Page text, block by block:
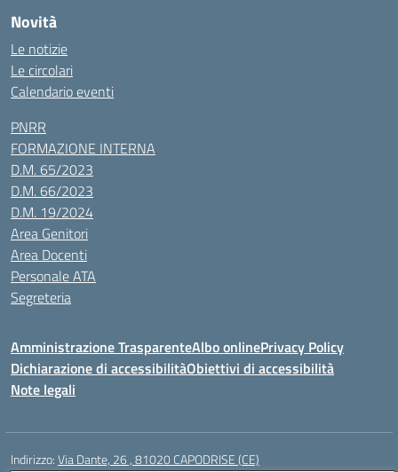
Novità
Le notizie
Le circolari
Calendario eventi
PNRR
FORMAZIONE INTERNA
D.M. 65/2023
D.M. 66/2023
D.M. 19/2024
Area Genitori
Area Docenti
Personale ATA
Segreteria
Amministrazione TrasparenteAlbo onlinePrivacy Policy
Dichiarazione di accessibilitàObiettivi di accessibilità
Note legali
Indirizzo:Via Dante, 26 , 81020 CAPODRISE (CE)